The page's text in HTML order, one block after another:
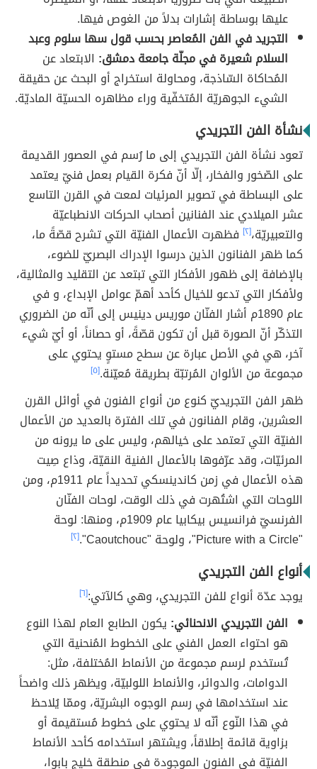
عليها بوساطة إشارات بدلاً من الغوص فيها.
التجريد في الفن المُعاصر بحسب قول سها سلوم وعبد
السلام شعيرة في مجلّة جامعة دمشق: الابتعاد عن
المُحاكاة السّاذجة، ومحاولة استخراج أو البحث عن حقيقة
الشيء الجوهريّة المُتخفّية وراء مظاهره الحسيّة الماديّة.
نشأة الفن التجريدي
تعود نشأة الفن التجريدي إلى ما رُسم في العصور القديمة
على الصّخور والفخار، إلّا أنّ فكرة القيام بعمل فنيّ يعتمد
على البساطة في تصوير المرئيات لمعت في القرن التاسع
عشر الميلادي عند الفنانين أصحاب الحركات الانطباعيّة
والتعبيريّة،[٢]
فظهرت الأعمال الفنيّة التي تشرح قصّةً ما،
كما ظهر الفنانون الذين درسوا الإدراك البصريّ للضوء،
بالإضافة إلى ظهور الأفكار التي تبتعد عن التقليد والمثالية،
ولأفكار التي تدعو للخيال كأحد أهمّ عوامل الإبداع، و في
عام 1890م أشار الفنّان موريس دينيس إلى أنّه من الضروري
التذكّر أنّ الصورة قبل أن تكون قصّةً، أو حصاناً، أو أيّ شيء
آخر، هي في الأصل عبارة عن سطح مستوٍ يحتوي على
مجموعة من الألوان المُرتبّة بطريقة مُعيّنة.[٥]
ظهر الفن التجريديّ كنوع من أنواع الفنون في أوائل القرن
العشرين، وقام الفنانون في تلك الفترة بالعديد من الأعمال
الفنيّة التي تعتمد على خيالهم، وليس على ما يرونه من
المرئيّات، وقد عرّفوها بالأعمال الفنية النقيّة، وذاع صِيت
هذه الأعمال في زمن كاندينسكي تحديداً عام 1911م، ومن
اللوحات التي اشتُهرت في ذلك الوقت، لوحات الفنّان
الفرنسيّ فرانسيس بيكابيا عام 1909م، ومنها: لوحة
"Picture with a Circle"، ولوحة "Caoutchouc".
[٢]
أنواع الفن التجريدي
يوجد عدّة أنواع للفن التجريدي، وهي كالآتي:[٦]
الفن التجريدي الانحنائي: يكون الطابع العام لهذا النوع
هو احتواء العمل الفني على الخطوط المُنحنية التي
تُستخدم لرسم مجموعة من الأنماط المُختلفة، مثل:
الدوامات، والدوائر، والأنماط اللولبيّة، ويظهر ذلك واضحاً
عند استخدامها في رسم الوجوه البشريّة، وممّا يُلاحظ
في هذا النّوع أنّه لا يحتوي على خطوط مُستقيمة أو
بزاوية قائمة إطلاقاً، ويشتهر استخدامه كأحد الأنماط
الفنيّة في الفنون الموجودة في منطقة خليج بابوا،